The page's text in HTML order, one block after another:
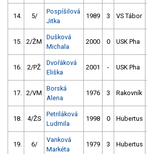
14. 5/
Pospíšilová
Jitka
1989 3 VS Tábor
15. 2/ŽM
Dušková
Michala
2000 0 USK Pha
16. 2/PŽ
Dvořáková
Eliška
2001 - USK Pha
17. 2/VM
Borská
Alena
1976 3 Rakovník
18. 4/ŽS
Petriláková
Ludmila
1998 0 Hubertus
19. 6/
Vanková
Markéta
1979 3 Hubertus